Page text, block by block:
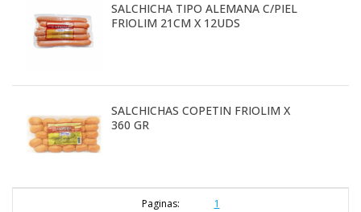
SALCHICHA TIPO ALEMANA C/PIEL
FRIOLIM 21CM X 12UDS
SALCHICHAS COPETIN FRIOLIM X
360 GR
Paginas: 1